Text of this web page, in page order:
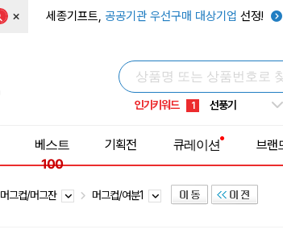
× 세종기프트, 공공기관 우선구매 대상기업 선정!
인기키워드
7 텀블러
10 타포린가방
1 선풍기
베스트
100
기획전 큐레이션 브랜
머그컵/머그잔 머그컵/여분1